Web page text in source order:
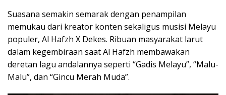
Suasana semakin semarak dengan penampilan
memukau dari kreator konten sekaligus musisi Melayu
populer, Al Hafzh X Dekes. Ribuan masyarakat larut
dalam kegembiraan saat Al Hafzh membawakan
deretan lagu andalannya seperti “Gadis Melayu”, “Malu-
Malu”, dan “Gincu Merah Muda”.